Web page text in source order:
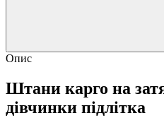
Опис
Штани карго на
дівчинки підлітка